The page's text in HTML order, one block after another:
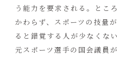
う能力を要求される。とこ
かわらず、スポーツの技量
ると錯覚する人が少なくない
元スポーツ選手の国会議員